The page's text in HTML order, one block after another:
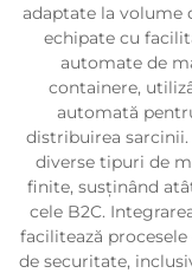
adaptate la volume
echipate cu
automate de
containere,
automată
distribuirea
diverse tipuri de
finite, susținând
cele B2C.
facilitează
de securitate,